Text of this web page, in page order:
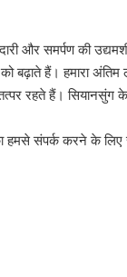
समर्पण की
बढ़ाते हैं। हमारा
रहते हैं।
हमसे संपर्क करने